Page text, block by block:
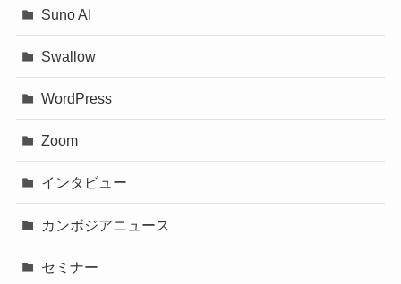
Suno AI
Swallow
WordPress
Zoom
インタビュー
カンボジアニュース
セミナー